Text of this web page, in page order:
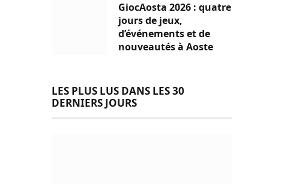
GiocAosta 2026 : quatre
jours de jeux,
d’événements et de
nouveautés à Aoste
LES PLUS LUS DANS LES 30
DERNIERS JOURS